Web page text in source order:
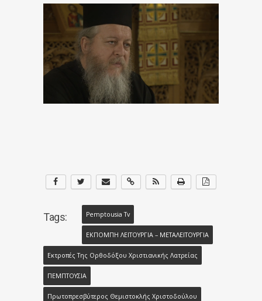
Tags: Pemptousia Tv
ΕΚΠΟΜΠΗ ΛΕΙΤΟΥΡΓΙΑ – ΜΕΤΑΛΕΙΤΟΥΡΓΙΑ
Εκτροπές Της Ορθοδόξου Χριστιανικής Λατρείας
ΠΕΜΠΤΟΥΣΙΑ
Πρωτοπρεσβύτερος Θεμιστοκλής Χριστοδούλου